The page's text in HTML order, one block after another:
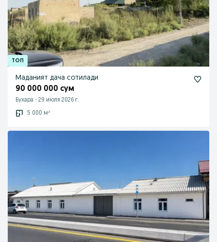
Маданият дача сотилади
90 000 000 сум
Бухара - 29 июля 2026 г.
5 000 м²